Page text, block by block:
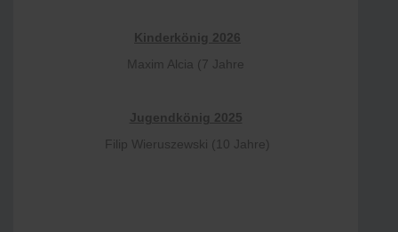
Kinderkönig 2026
Maxim Alcia (7 Jahre
Jugendkönig 2025
Filip Wieruszewski (10 Jahre)